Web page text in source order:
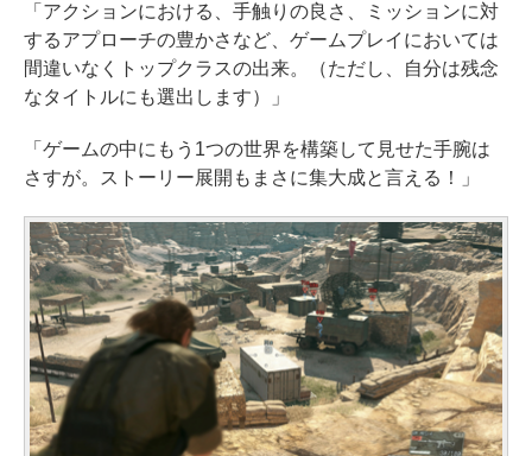
「アクションにおける、手触りの良さ、ミッションに対
するアプローチの豊かさなど、ゲームプレイにおいては
間違いなくトップクラスの出来。（ただし、自分は残念
なタイトルにも選出します）」
「ゲームの中にもう1つの世界を構築して見せた手腕は
さすが。ストーリー展開もまさに集大成と言える！」